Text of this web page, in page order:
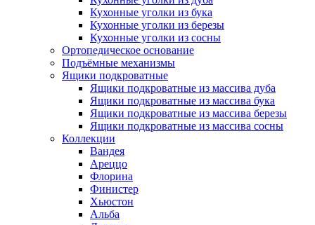
Кухонные уголки из бука
Кухонные уголки из березы
Кухонные уголки из сосны
Ортопедическое основание
Подъёмные механизмы
Ящики подкроватные
Ящики подкроватные из массива дуба
Ящики подкроватные из массива бука
Ящики подкроватные из массива березы
Ящики подкроватные из массива сосны
Коллекции
Вандея
Ареццо
Флорина
Финистер
Хьюстон
Альба